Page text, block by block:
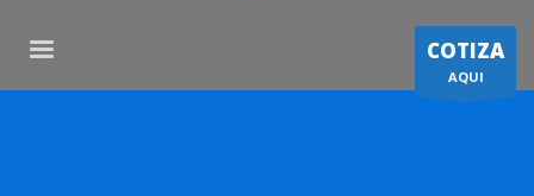
COTIZA
AQUI